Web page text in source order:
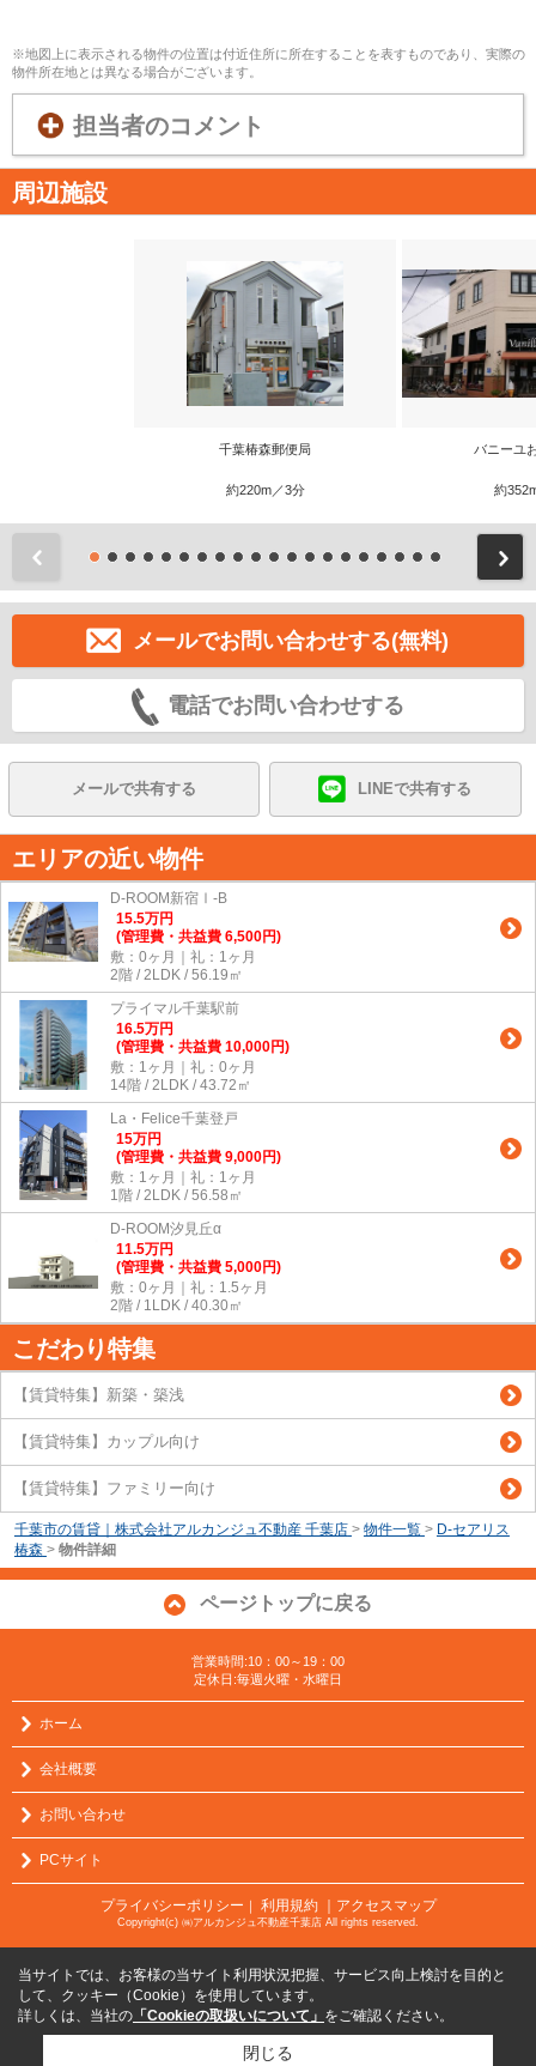
※地図上に表示される物件の位置は付近住所に所在することを表すものであり、実際の
物件所在地とは異なる場合がございます。
担当者のコメント
周辺施設
千葉椿森郵便局
約220m／3分
バニーユ
約
メールでお問い合わせする(無料)
電話でお問い合わせする
メールで共有する LINEで共有する
エリアの近い物件
D-ROOM新宿Ⅰ-B
15.5万円
(管理費・共益費 6,500円)
敷：0ヶ月｜礼：1ヶ月
2階 / 2LDK / 56.19㎡
プライマル千葉駅前
16.5万円
(管理費・共益費 10,000円)
敷：1ヶ月｜礼：0ヶ月
14階 / 2LDK / 43.72㎡
La・Felice千葉登戸
15万円
(管理費・共益費 9,000円)
敷：1ヶ月｜礼：1ヶ月
1階 / 2LDK / 56.58㎡
D-ROOM汐見丘α
11.5万円
(管理費・共益費 5,000円)
敷：0ヶ月｜礼：1.5ヶ月
2階 / 1LDK / 40.30㎡
こだわり特集
【賃貸特集】新築・築浅
【賃貸特集】カップル向け
【賃貸特集】ファミリー向け
千葉市の賃貸｜株式会社アルカンジュ不動産 千葉店 > 物件一覧 > D-セアリス
椿森 > 物件詳細
ページトップに戻る
営業時間:10：00～19：00
定休日:毎週火曜・水曜日
ホーム
会社概要
お問い合わせ
PCサイト
プライバシーポリシー ｜ 利用規約 ｜アクセスマップ
Copyright(c) ㈱アルカンジュ不動産千葉店 All rights reserved.
当サイトでは、お客様の当サイト利用状況把握、サービス向上検討を目的と
して、クッキー（Cookie）を使用しています。
詳しくは、当社の 「Cookieの取扱いについて」 をご確認ください。
閉じる